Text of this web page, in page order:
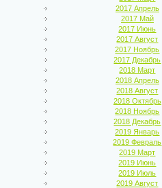
2017 Апрель
2017 Май
2017 Июнь
2017 Август
2017 Ноябрь
2017 Декабрь
2018 Март
2018 Апрель
2018 Август
2018 Октябрь
2018 Ноябрь
2018 Декабрь
2019 Январь
2019 Февраль
2019 Март
2019 Июнь
2019 Июль
2019 Август